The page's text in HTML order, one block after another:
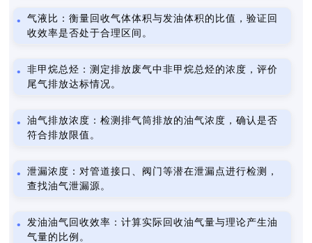
气液比：衡量回收气体体积与发油体积的比值，验证回
收效率是否处于合理区间。
非甲烷总烃：测定排放废气中非甲烷总烃的浓度，评价
尾气排放达标情况。
油气排放浓度：检测排气筒排放的油气浓度，确认是否
符合排放限值。
泄漏浓度：对管道接口、阀门等潜在泄漏点进行检测，
查找油气泄漏源。
发油油气回收效率：计算实际回收油气量与理论产生油
气量的比例。